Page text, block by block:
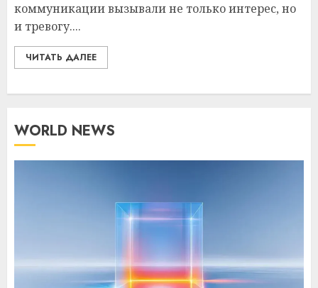
коммуникации вызывали не только интерес, но
и тревогу....
ЧИТАТЬ ДАЛЕЕ
WORLD NEWS